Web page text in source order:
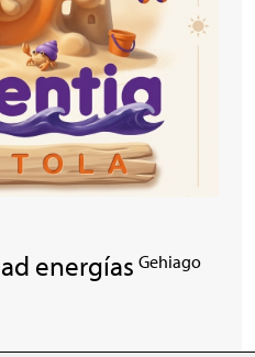
energías Gehiago